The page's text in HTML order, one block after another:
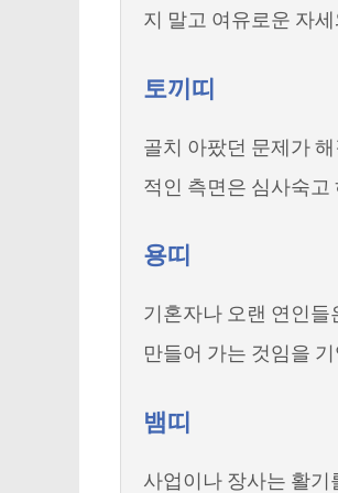
지 말고 여유로운 자
토끼띠
골치 아팠던 문제가
적인 측면은 심사숙
용띠
기혼자나 오랜 연인들
만들어 가는 것임을
뱀띠
사업이나 장사는 활